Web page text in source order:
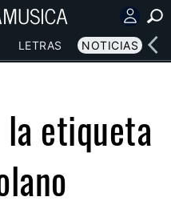
LETRAS NOTICIAS
etiqueta